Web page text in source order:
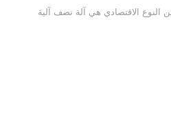
آلة صنع المناديل الصحية من النوع الاقتصادي هي آلة نصف آلية.